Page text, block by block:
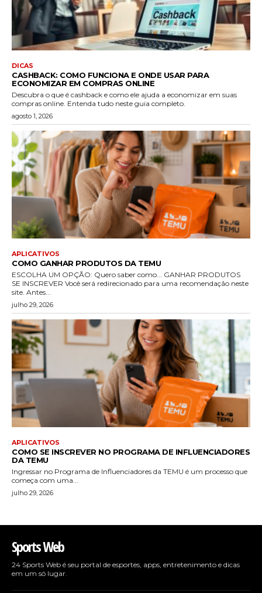
DICAS
CASHBACK: COMO FUNCIONA E ONDE USAR PARA
ECONOMIZAR EM COMPRAS ONLINE
Descubra o que é cashback e como ele ajuda a economizar em suas
compras online. Entenda tudo neste guia completo.
agosto 1, 2026
APLICATIVOS
COMO GANHAR PRODUTOS DA TEMU
ESCOLHA UM OPÇÃO: Quero saber como... GANHAR PRODUTOS
SE INSCREVER Você será redirecionado para uma recomendação neste
site. Antes...
julho 29, 2026
APLICATIVOS
COMO SE INSCREVER NO PROGRAMA DE INFLUENCIADORES
DA TEMU
Ingressar no Programa de Influenciadores da TEMU é um processo que
começa com uma...
julho 29, 2026
Sports Web
24 Sports Web é seu portal de esportes, apps, entretenimento e dicas
em um só lugar.